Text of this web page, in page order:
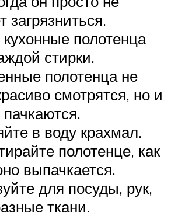
загрязниться.
кухонные полотенца
стирки.
полотенца не
смотрятся, но и
в воду крахмал.
полотенце, как
выпачкается.
для посуды, рук,
ткани.